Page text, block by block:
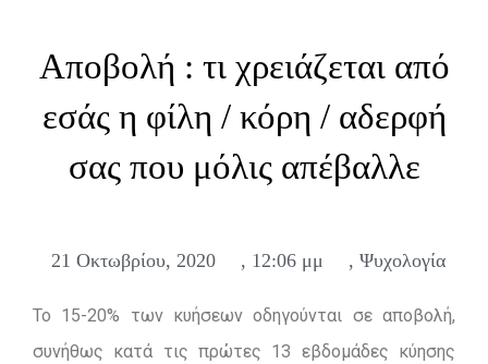
Αποβολή : τι χρειάζεται από
εσάς η φίλη / κόρη / αδερφή
σας που μόλις απέβαλλε
21 Οκτωβρίου, 2020 , 12:06 μμ , Ψυχολογία
Το 15-20% των κυήσεων οδηγούνται σε αποβολή,
συνήθως κατά τις πρώτες 13 εβδομάδες κύησης